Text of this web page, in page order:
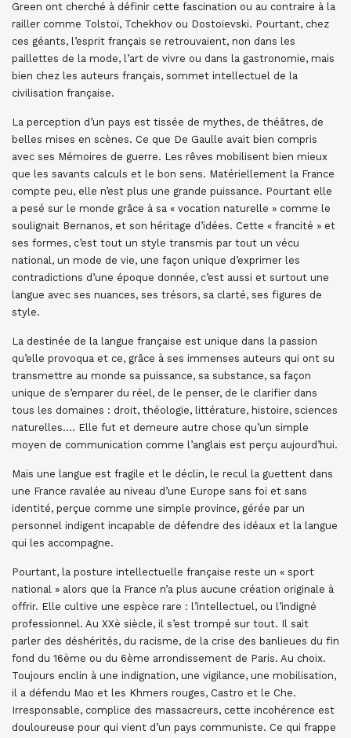
Green ont cherché à définir cette fascination ou au contraire à la
railler comme Tolstoï, Tchekhov ou Dostoïevski. Pourtant, chez
ces géants, l’esprit français se retrouvaient, non dans les
paillettes de la mode, l’art de vivre ou dans la gastronomie, mais
bien chez les auteurs français, sommet intellectuel de la
civilisation française.
La perception d’un pays est tissée de mythes, de théâtres, de
belles mises en scènes. Ce que De Gaulle avait bien compris
avec ses Mémoires de guerre. Les rêves mobilisent bien mieux
que les savants calculs et le bon sens. Matériellement la France
compte peu, elle n’est plus une grande puissance. Pourtant elle
a pesé sur le monde grâce à sa « vocation naturelle » comme le
soulignait Bernanos, et son héritage d’idées. Cette « francité » et
ses formes, c’est tout un style transmis par tout un vécu
national, un mode de vie, une façon unique d’exprimer les
contradictions d’une époque donnée, c’est aussi et surtout une
langue avec ses nuances, ses trésors, sa clarté, ses figures de
style.
La destinée de la langue française est unique dans la passion
qu’elle provoqua et ce, grâce à ses immenses auteurs qui ont su
transmettre au monde sa puissance, sa substance, sa façon
unique de s’emparer du réel, de le penser, de le clarifier dans
tous les domaines : droit, théologie, littérature, histoire, sciences
naturelles…. Elle fut et demeure autre chose qu’un simple
moyen de communication comme l’anglais est perçu aujourd’hui.
Mais une langue est fragile et le déclin, le recul la guettent dans
une France ravalée au niveau d’une Europe sans foi et sans
identité, perçue comme une simple province, gérée par un
personnel indigent incapable de défendre des idéaux et la langue
qui les accompagne.
Pourtant, la posture intellectuelle française reste un « sport
national » alors que la France n’a plus aucune création originale à
offrir. Elle cultive une espèce rare : l’intellectuel, ou l’indigné
professionnel. Au XXè siècle, il s’est trompé sur tout. Il sait
parler des déshérités, du racisme, de la crise des banlieues du fin
fond du 16ème ou du 6ème arrondissement de Paris. Au choix.
Toujours enclin à une indignation, une vigilance, une mobilisation,
il a défendu Mao et les Khmers rouges, Castro et le Che.
Irresponsable, complice des massacreurs, cette incohérence est
douloureuse pour qui vient d’un pays communiste. Ce qui frappe